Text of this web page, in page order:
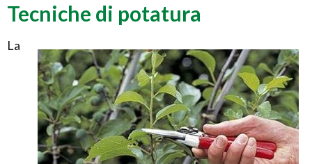
Tecniche di potatura
La